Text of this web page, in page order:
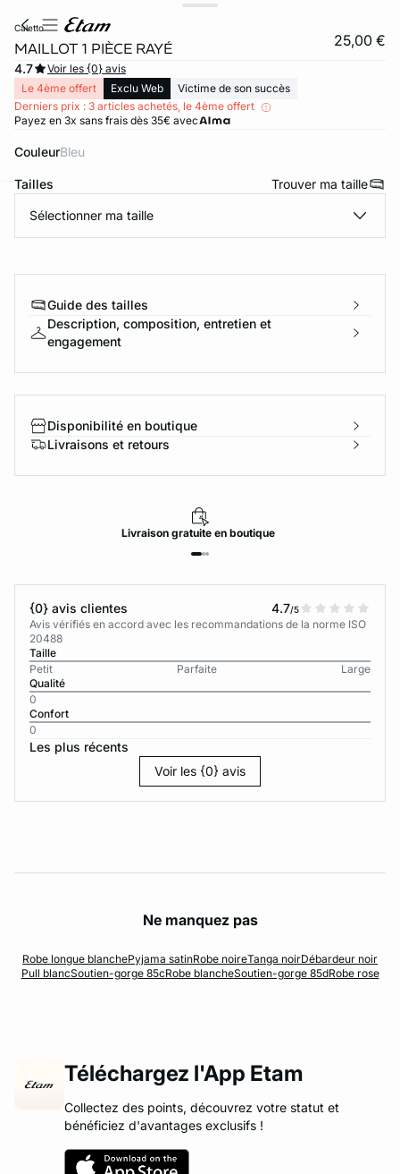
caletto
MAILLOT 1 PIÈCE RAYÉ 25,00 €
4.7
Voir les {0} avis
Le 4ème offert
Exclu Web
Victime de son succès
Derniers prix : 3 articles achetés, le 4ème offert
Payez en 3x sans frais dès 35€ avec
Couleur bleu
Tailles Trouver ma taille
Sélectionner ma taille
Guide des tailles
Description, composition, entretien et
engagement
Disponibilité en boutique
Livraisons et retours
Livraisongratuiteen boutique
{0} avis clientes 4.7/5
Avis vérifiés en accord avec les recommandations de la norme ISO
20488
Taille
Petit
Parfaite
Large
Qualité
0
Confort
0
Les plus récents
Voir les {0} avis
Ne manquez pas
Robe longue blanchePyjama satinRobe noireTanga noirDébardeur noir
Pull blancSoutien-gorge 85cRobe blancheSoutien-gorge 85dRobe rose
Téléchargez l'App Etam
Collectez des points, découvrez votre statut et
bénéficiez d'avantages exclusifs !